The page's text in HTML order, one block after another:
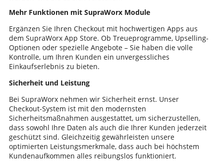
Mehr Funktionen mit SupraWorx Module
Ergänzen Sie Ihren Checkout mit hochwertigen Apps aus
dem SupraWorx App Store. Ob Treueprogramme, Upselling-
Optionen oder spezielle Angebote – Sie haben die volle
Kontrolle, um Ihren Kunden ein unvergessliches
Einkaufserlebnis zu bieten.
Sicherheit und Leistung
Bei SupraWorx nehmen wir Sicherheit ernst. Unser
Checkout-System ist mit den modernsten
Sicherheitsmaßnahmen ausgestattet, um sicherzustellen,
dass sowohl Ihre Daten als auch die Ihrer Kunden jederzeit
geschützt sind. Gleichzeitig gewährleisten unsere
optimierten Leistungsmerkmale, dass auch bei höchstem
Kundenaufkommen alles reibungslos funktioniert.